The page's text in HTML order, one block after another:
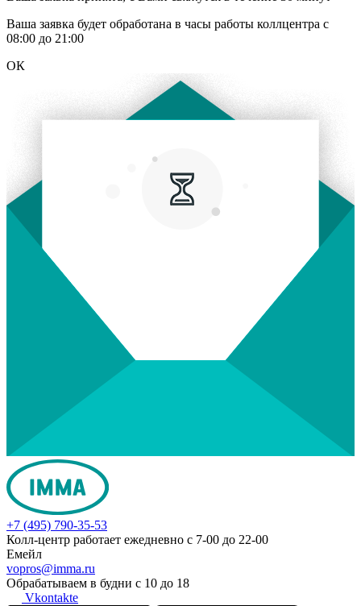
Ваша заявка будет обработана в часы работы коллцентра с
08:00 до 21:00
ОК
+7 (495) 790-35-53
Колл-центр работает ежедневно с 7-00 до 22-00
Емейл
vopros@imma.ru
Обрабатываем в будни с 10 до 18
Vkontakte